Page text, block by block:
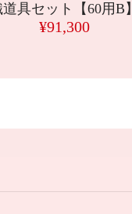
具セット【60用B】
¥91,300